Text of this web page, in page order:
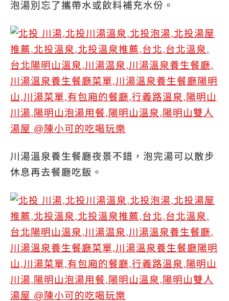
泡湯別忘了攜帶水或飲料補充水份。
川湯溫泉養生餐廳夜景不錯，泡完湯可以散步
休息再去餐廳吃飯。